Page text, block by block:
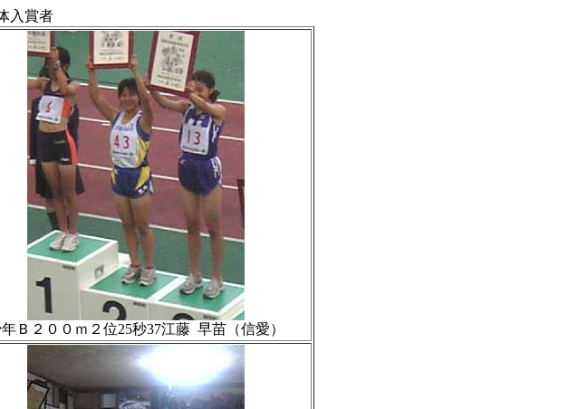
入賞者
Ｂ２００ｍ２位25秒37江藤 早苗（信愛）